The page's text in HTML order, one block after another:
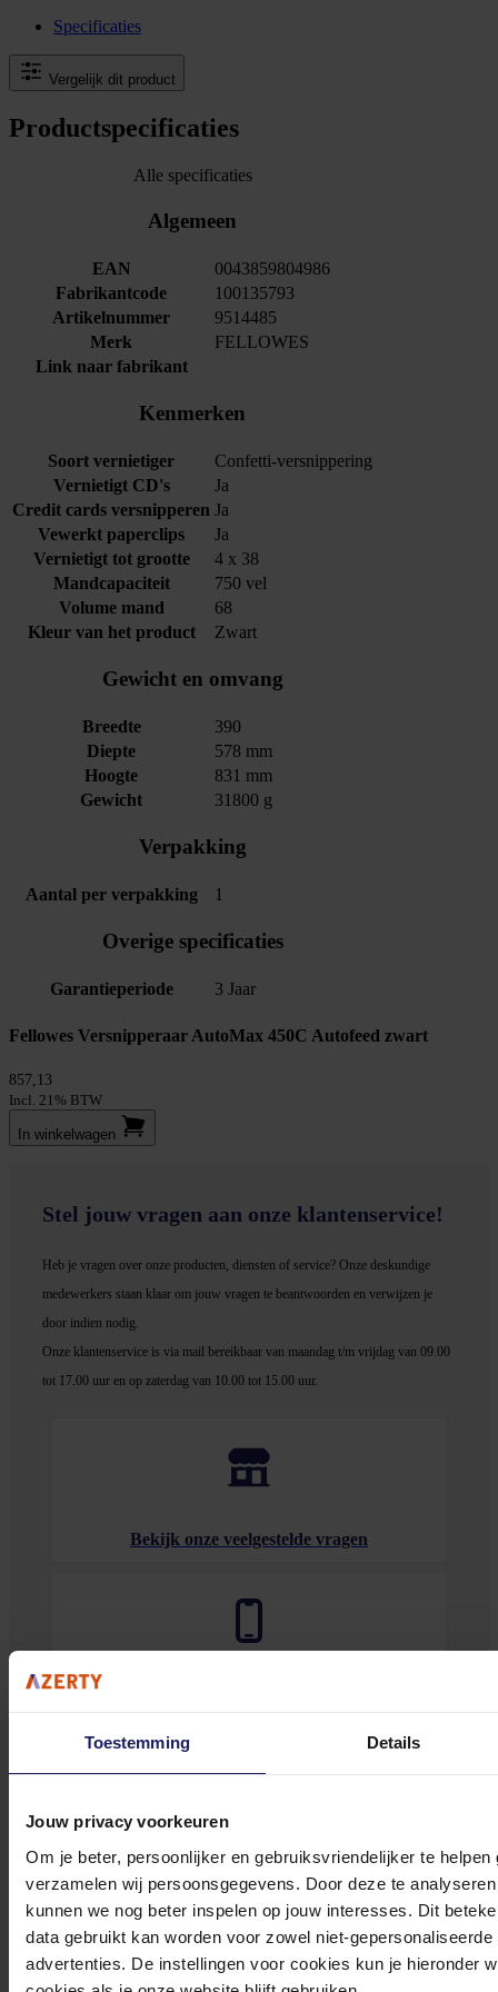
Toestemming Details
Jouw privacy voorkeuren
Om je beter, persoonlijker en gebruiksvriendelijker te
verzamelen wij persoonsgegevens. Door deze te
kunnen we nog beter inspelen op jouw interesses. Dit
data gebruikt kan worden voor zowel niet-
advertenties. De instellingen voor cookies kun je hieronder
Specificaties
Vergelijk dit product
Productspecificaties
Alle specificaties
Algemeen
EAN
0043859804986
Fabrikantcode
100135793
Artikelnummer
9514485
Merk
FELLOWES
Link naar fabrikant
Kenmerken
Soort vernietiger
Confetti-versnippering
Vernietigt CD's
Ja
Credit cards versnipperen Ja
Vewerkt paperclips
Ja
Vernietigt tot grootte
4 x 38
Mandcapaciteit
750 vel
Volume mand
68
Kleur van het product
Zwart
Gewicht en omvang
Breedte
390
Diepte
578 mm
Hoogte
831 mm
Gewicht
31800 g
Verpakking
Aantal per verpakking 1
Overige specificaties
Garantieperiode 3 Jaar
Fellowes Versnipperaar AutoMax 450C Autofeed zwart
857,13
Incl. 21% BTW
In winkel­wagen
Stel jouw vragen aan onze klantenservice!
Heb je vragen over onze producten, diensten of service? Onze deskundige
medewerkers staan klaar om jouw vragen te beantwoorden en verwijzen je
door indien nodig.
Onze klantenservice is via mail bereikbaar van maandag t/m vrijdag van 09.00
tot 17.00 uur en op zaterdag van 10.00 tot 15.00 uur.
Bekijk onze veelgestelde vragen
Meld je aan voor onze nieuwsbrief!